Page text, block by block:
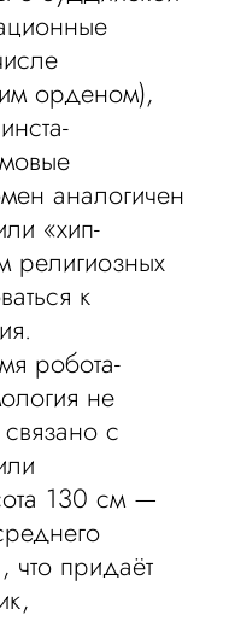
орденом),
аналогичен
«хип-
религиозных
к
робота-
не
с
130 см —
что придаёт